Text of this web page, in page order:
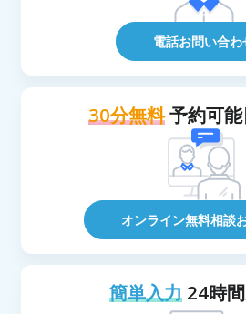
電話お問い合わ
30分無料予約可能
オンライン無料相談
簡単入力24時